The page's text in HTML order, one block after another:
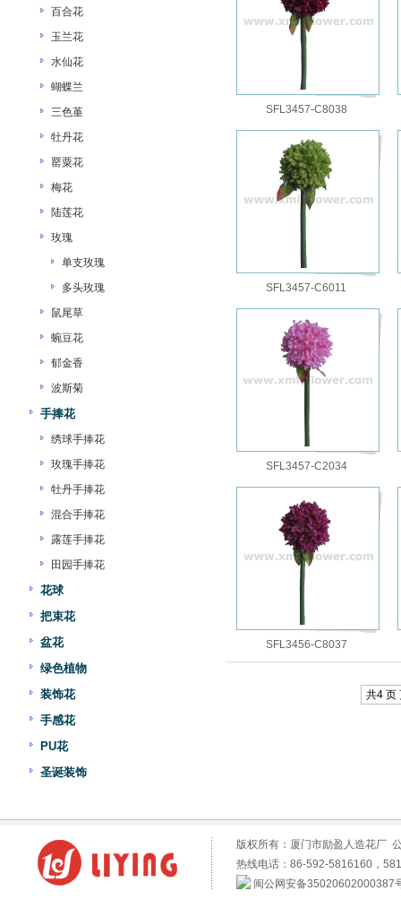
百合花
玉兰花
水仙花
蝴蝶兰
三色堇
牡丹花
罂粟花
梅花
陆莲花
玫瑰
单支玫瑰
多头玫瑰
鼠尾草
蜿豆花
郁金香
波斯菊
手捧花
绣球手捧花
玫瑰手捧花
牡丹手捧花
混合手捧花
露莲手捧花
田园手捧花
花球
把束花
盆花
绿色植物
装饰花
手感花
PU花
圣诞装饰
SFL3457-C8038
SFL3457-C6011
SFL3457-C2034
SFL3456-C8037
共4 页
版权所有：厦门市励盈人造花厂
热线电话：86-592-5816160，
闽公网安备35020602000387